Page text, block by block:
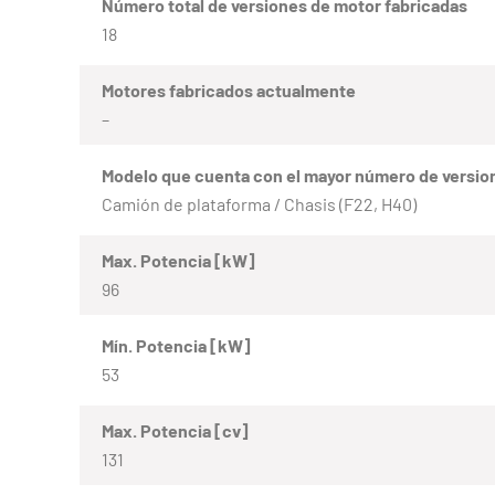
Número total de versiones de motor fabricadas
18
Motores fabricados actualmente
–
Modelo que cuenta con el mayor número de
Camión de plataforma / Chasis (F22, H40)
Max. Potencia [kW]
96
Mín. Potencia [kW]
53
Max. Potencia [cv]
131